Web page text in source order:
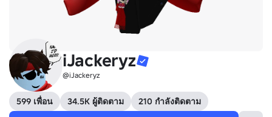
iJackeryz
@iJackeryz
599 เพื่อน 34.5K ผู้ติดตาม
210 กำลังติดตาม